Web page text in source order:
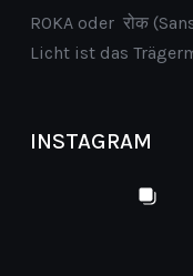
ROKA oder रोक
Licht ist das
INSTAGRAM